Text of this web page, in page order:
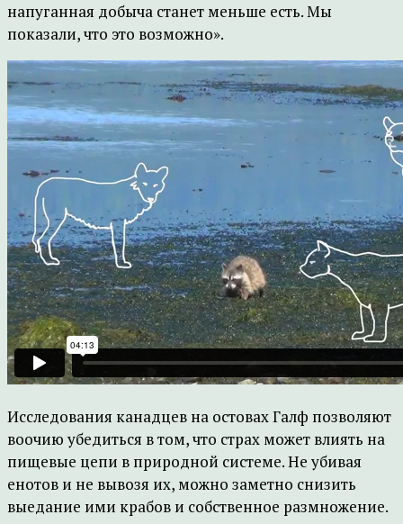
напуганная добыча станет меньше есть. Мы
показали, что это возможно».
Исследования канадцев на остовах Галф позволяют
воочию убедиться в том, что страх может влиять на
пищевые цепи в природной системе. Не убивая
енотов и не вывозя их, можно заметно снизить
выедание ими крабов и собственное размножение.